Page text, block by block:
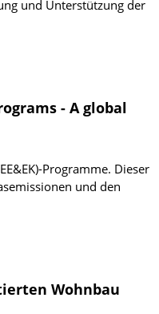
und Unterstützung der
- A global
Programme. Dieser
und den
Wohnbau